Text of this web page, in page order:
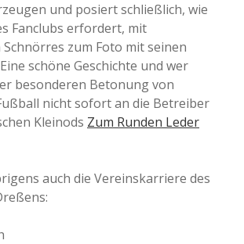
und posiert schließlich, wie
Fanclubs erfordert, mit
zum Foto mit seinen
schöne Geschichte und wer
besonderen Betonung von
nicht sofort an die Betreiber
Kleinods Zum Runden Leder
auch die Vereinskarriere des